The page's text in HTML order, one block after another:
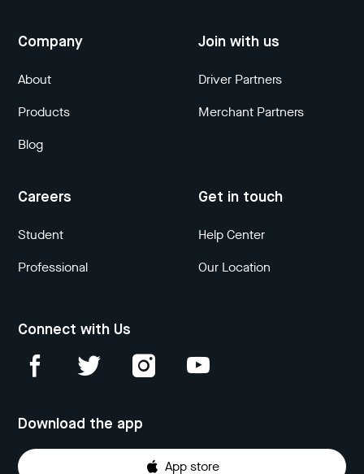
Company
About
Products
Blog
Join with us
Driver Partners
Merchant Partners
Careers
Student
Professional
Get in touch
Help Center
Our Location
Connect with Us
Download the app
App store